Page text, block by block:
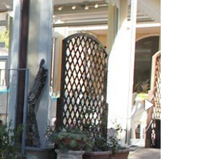
ESP
SLO